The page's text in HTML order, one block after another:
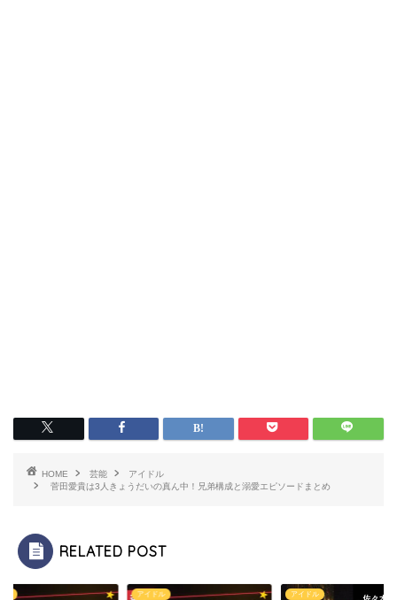
HOME 芸能
アイドル
菅田愛貴は3人きょうだいの真ん中！兄弟構成と溺愛エピソードまとめ
RELATED POST
アイドル アイドル